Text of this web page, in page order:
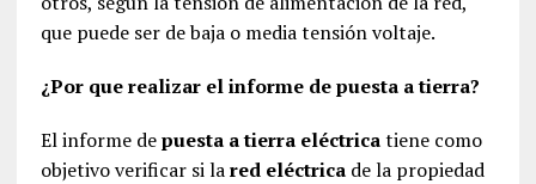
que puede ser de baja o media tensión voltaje.
¿Por que realizar el informe de puesta a tierra?
El informe depuesta a tierra eléctricatiene como
objetivo verificar si lared eléctricade la propiedad